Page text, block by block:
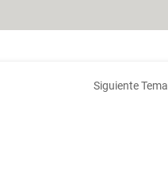
Siguiente Tema